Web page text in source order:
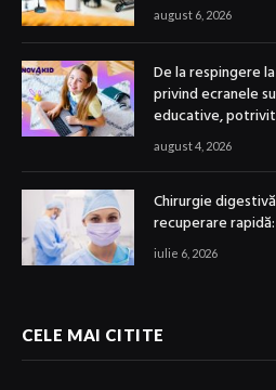
august 6, 2026
De la respingere
privind ecranele
educative,
august 4, 2026
Chirurgie
recuperare
iulie 6, 2026
CELE MAI CITITE